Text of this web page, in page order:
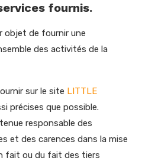
fournis.
objet de fournir une
des activités de la
sur le site LITTLE
précises que possible.
responsable des
et des carences dans la mise
fait ou du fait des tiers